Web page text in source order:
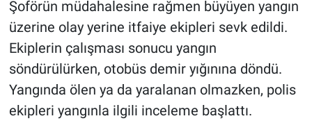
Şoförün müdahalesine rağmen büyüyen yangın
üzerine olay yerine itfaiye ekipleri sevk edildi.
Ekiplerin çalışması sonucu yangın
söndürülürken, otobüs demir yığınına döndü.
Yangında ölen ya da yaralanan olmazken, polis
ekipleri yangınla ilgili inceleme başlattı.